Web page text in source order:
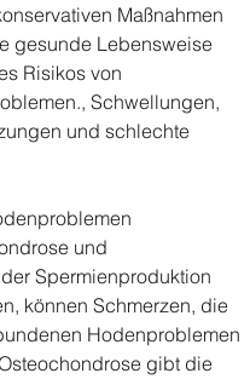
Maßnahmen
gesunde Lebensweise
Risikos von
Schwellungen,
und schlechte
und
Spermienproduktion
können Schmerzen, die
Hodenproblemen
gibt die